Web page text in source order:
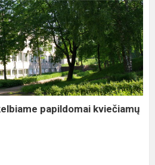
papildomai kviečiamų